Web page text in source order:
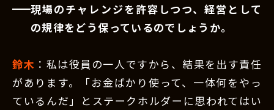
現場のチャレンジを許容しつつ、経営として
の規律をどう保っているのでしょうか。
鈴木 ：私は役員の一人ですから、結果を出す責任
があります。「お金ばかり使って、一体何をやっ
ているんだ」とステークホルダーに思われてはい